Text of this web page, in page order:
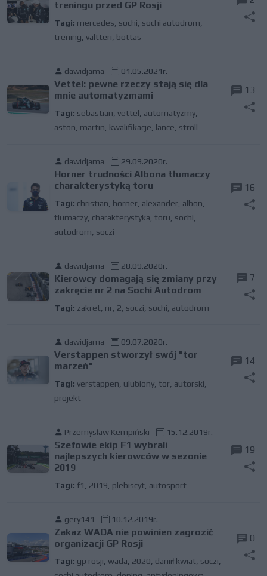
treningu przed GP Rosji
Tagi: mercedes sochi sochi autodrom
trening valtteri bottas
dawidjama 01.05.2021r.
Vettel: pewne rzeczy stają się dla
mnie automatyzmami
Tagi: sebastian vettel automatyzmy,
aston martin kwalifikacje lance stroll
13
dawidjama 29.09.2020r.
Horner trudności Albona tłumaczy
charakterystyką toru
Tagi: christian horner alexander albon
tlumaczy, charakterystyka toru sochi
autodrom soczi
16
dawidjama 28.09.2020r.
Kierowcy domagają się zmiany przy
zakręcie nr 2 na Sochi Autodrom
Tagi: zakret nr 2 soczi sochi autodrom
7
dawidjama 09.07.2020r.
Verstappen stworzył swój "tor
marzeń"
Tagi: verstappen ulubiony, tor autorski
projekt
14
Przemysław Kempiński 15.12.2019r.
Szefowie ekip F1 wybrali
najlepszych kierowców w sezonie
2019
Tagi: f1 2019 plebiscyt autosport
19
gery141 10.12.2019r.
Zakaz WADA nie powinien zagrozić
organizacji GP Rosji
Tagi: gp rosji wada 2020 daniił kwiat soczi
0